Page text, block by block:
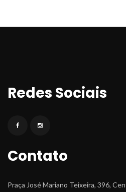
Redes Sociai
Contato
Praça José Mariano Teixeira, 396,